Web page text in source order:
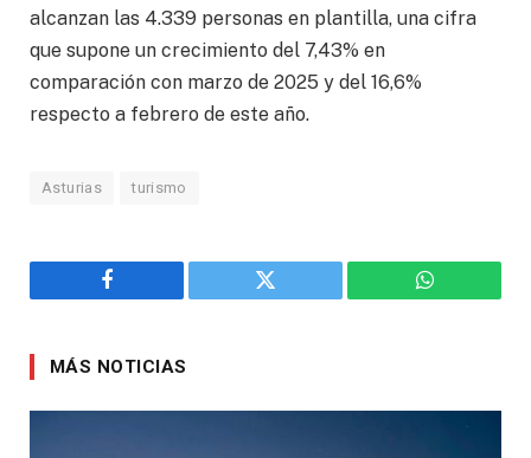
alcanzan las 4.339 personas en plantilla, una cifra
que supone un crecimiento del 7,43% en
comparación con marzo de 2025 y del 16,6%
respecto a febrero de este año.
Asturias turismo
Facebook Twitter WhatsApp
MÁS NOTICIAS